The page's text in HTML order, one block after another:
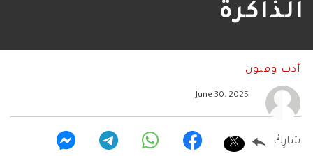
الذاكرة
أدب وفنون
June 30, 2025
شارِكْ